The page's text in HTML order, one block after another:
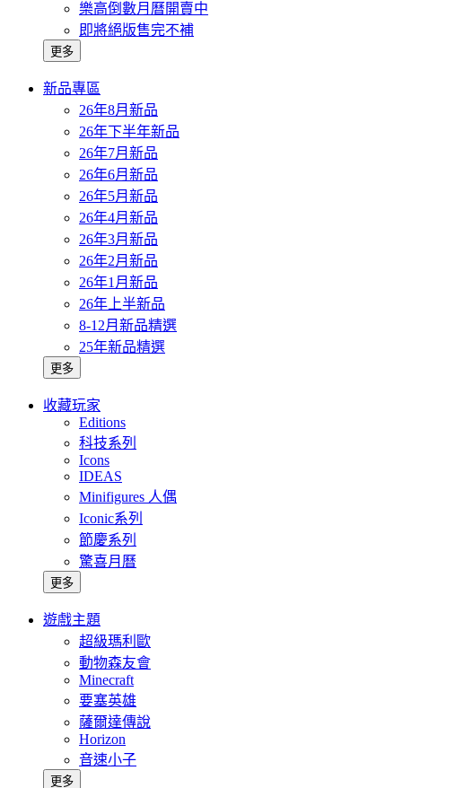
樂高倒數月曆開賣中
即將絕版售完不補
更多
新品專區
26年8月新品
26年下半年新品
26年7月新品
26年6月新品
26年5月新品
26年4月新品
26年3月新品
26年2月新品
26年1月新品
26年上半新品
8-12月新品精選
25年新品精選
更多
收藏玩家
Editions
科技系列
Icons
IDEAS
Minifigures 人偶
Iconic系列
節慶系列
驚喜月曆
更多
遊戲主題
超級瑪利歐
動物森友會
Minecraft
要塞英雄
薩爾達傳說
Horizon
音速小子
更多